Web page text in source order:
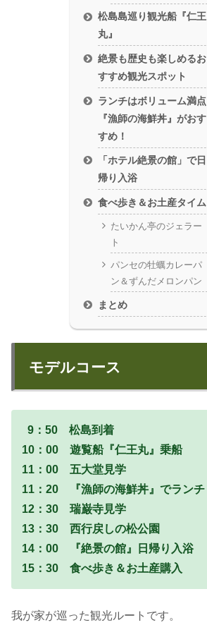
松島島巡り観光船『仁王
丸』
絶景も歴史も楽しめるお
すすめ観光スポット
ランチはボリューム満点
『漁師の海鮮丼』がおす
すめ！
「ホテル絶景の館」で日
帰り入浴
食べ歩き＆お土産タイム
たいかん亭のジェラー
ト
パンセの牡蠣カレーパ
ン＆ずんだメロンパン
まとめ
モデルコース
9：50 松島到着
10：00 遊覧船『仁王丸』乗船
11：00 五大堂見学
11：20 『漁師の海鮮丼』でランチ
12：30 瑞巌寺見学
13：30 西行戻しの松公園
14：00 『絶景の館』日帰り入浴
15：30 食べ歩き＆お土産購入
我が家が巡った観光ルートです。